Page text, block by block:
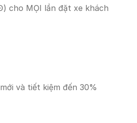
cho MỌI lần đặt xe khách
và tiết kiệm đến 30%